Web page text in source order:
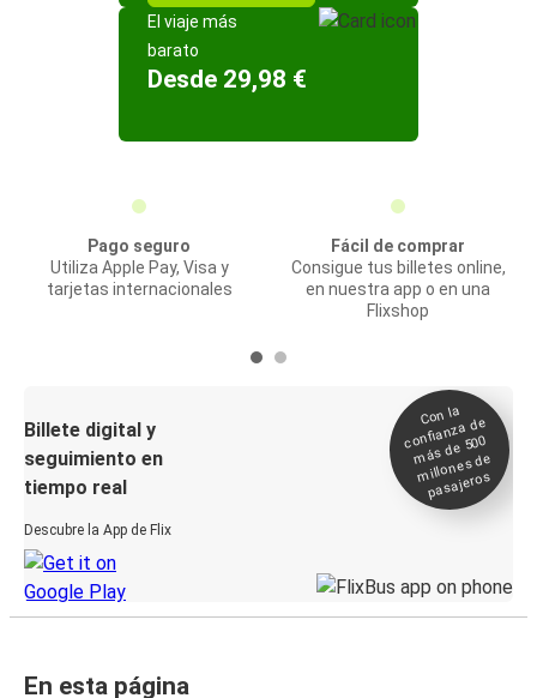
El viaje más
barato
Desde 29,98 €
Pago seguro
Utiliza Apple Pay, Visa y
tarjetas internacionales
Fácil de comprar
Consigue tus billetes online,
en nuestra app o en una
Flixshop
Billete digital y
seguimiento en
tiempo real
Descubre la App de Flix
Con la
confianza de
más de 500
millones de
pasajeros
En esta página